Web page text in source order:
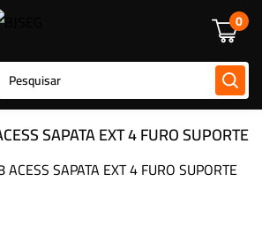
0
E Sensores
SAPATA EXT 4 FURO SUPORTE